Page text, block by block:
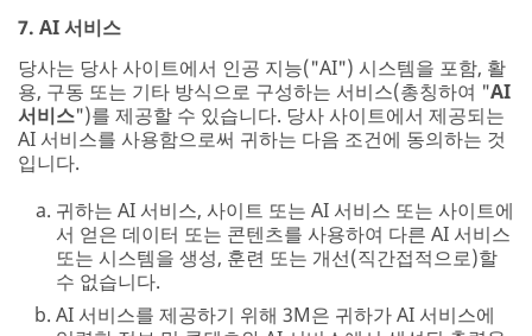
7. AI 서비스
당사는 당사 사이트에서 인공 지능("AI") 시스템을 포함, 활
용, 구동 또는 기타 방식으로 구성하는 서비스(총칭하여 "AI
서비스")를 제공할 수 있습니다. 당사 사이트에서 제공되는
AI 서비스를 사용함으로써 귀하는 다음 조건에 동의하는 것
입니다.
귀하는 AI 서비스, 사이트 또는 AI 서비스 또는 사이트에
서 얻은 데이터 또는 콘텐츠를 사용하여 다른 AI 서비스
또는 시스템을 생성, 훈련 또는 개선(직간접적으로)할
수 없습니다.
AI 서비스를 제공하기 위해 3M은 귀하가 AI 서비스에